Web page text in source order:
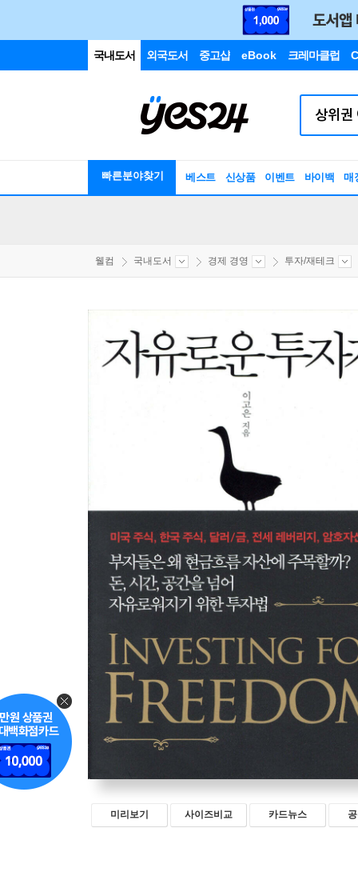
국내도서 외국도서 중고샵 eBook 크레마클럽
빠른분야찾기 베스트 신상품 이벤트 바이백 매
웰컴 국내도서 경제 경영 투자/재테크
미리보기 사이즈비교 카드뉴스